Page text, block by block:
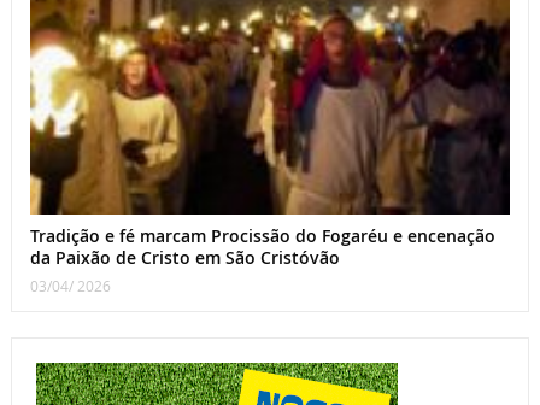
Tradição e fé marcam Procissão do Fogaréu e encenação
da Paixão de Cristo em São Cristóvão
03/04/ 2026